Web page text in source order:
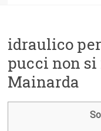
idraulico
pucci non
Mainarda